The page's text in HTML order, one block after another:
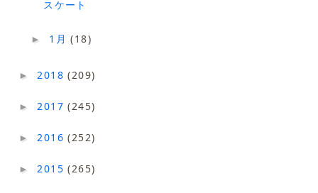
スケート
► 1月(18)
► 2018(209)
► 2017(245)
► 2016(252)
► 2015(265)